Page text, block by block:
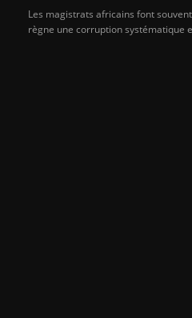
Les magistrats africains font
règne une corruption systématique